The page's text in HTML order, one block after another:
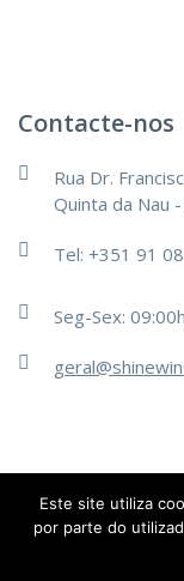
Contacte-nos
Rua Dr.
Quinta da Nau
Tel: +351 91
Seg-Sex:
@2019 -
Este site utiliza
por parte do